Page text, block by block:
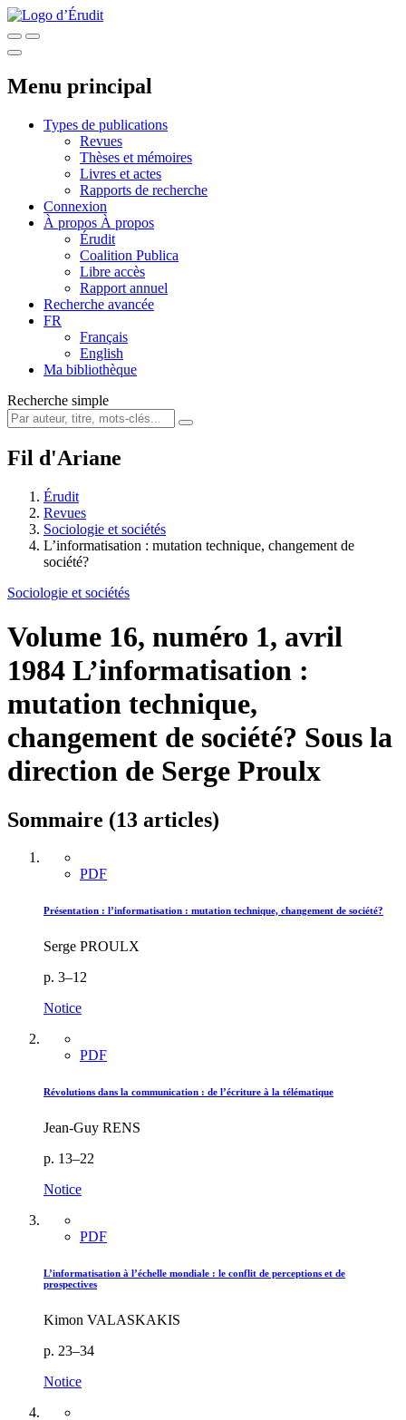
Menu principal
Types de publications
Revues
Thèses et mémoires
Livres et actes
Rapports de recherche
Connexion
À propos À propos
Érudit
Coalition Publica
Libre accès
Rapport annuel
Recherche avancée
FR
Français
English
Ma bibliothèque
Recherche simple
Fil d'Ariane
Érudit
Revues
Sociologie et sociétés
L’informatisation : mutation technique, changement de
société?
Sociologie et sociétés
Volume 16, numéro 1, avril
1984 L’informatisation :
mutation technique,
changement de société? Sous la
direction de Serge Proulx
Sommaire (13 articles)
PDF
Présentation : l’informatisation : mutation technique, changement de société?
Serge PROULX
p. 3–12
Notice
PDF
Révolutions dans la communication : de l’écriture à la télématique
Jean-Guy RENS
p. 13–22
Notice
PDF
L’informatisation à l’échelle mondiale : le conflit de perceptions et de
prospectives
Kimon VALASKAKIS
p. 23–34
Notice